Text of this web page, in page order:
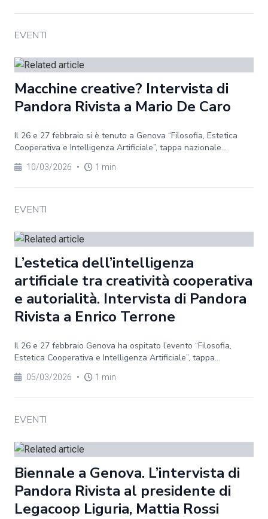
EVENTI
Macchine creative? Intervista di
Pandora Rivista a Mario De Caro
Il 26 e 27 febbraio si è tenuto a Genova “Filosofia, Estetica
Cooperativa e Intelligenza Artificiale”, tappa nazionale...
10/03/2026 • 1 min
EVENTI
L’estetica dell’intelligenza
artificiale tra creatività cooperativa
e autorialità. Intervista di Pandora
Rivista a Enrico Terrone
Il 26 e 27 febbraio Genova ha ospitato l’evento “Filosofia,
Estetica Cooperativa e Intelligenza Artificiale”, tappa...
05/03/2026 • 1 min
EVENTI
Biennale a Genova. L’intervista di
Pandora Rivista al presidente di
Legacoop Liguria, Mattia Rossi